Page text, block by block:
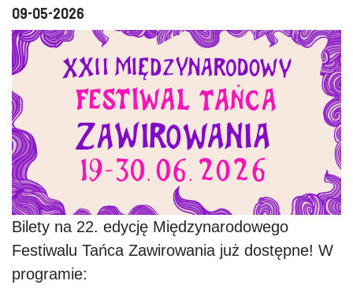
09-05-2026
Bilety na 22. edycję Międzynarodowego
Festiwalu Tańca Zawirowania już dostępne! W
programie: